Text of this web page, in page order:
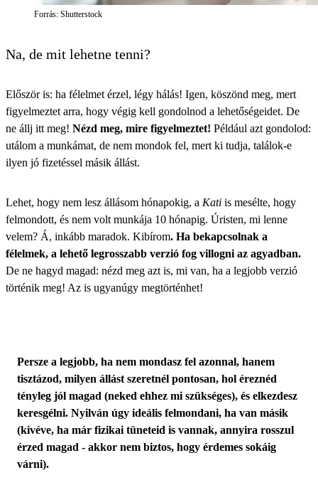
Forrás: Shutterstock
Na, de mit lehetne tenni?
Először is: ha félelmet érzel, légy hálás! Igen, köszönd meg, mert
figyelmeztet arra, hogy végig kell gondolnod a lehetőségeidet. De
ne állj itt meg! Nézd meg, mire figyelmeztet! Például azt gondolod:
utálom a munkámat, de nem mondok fel, mert ki tudja, találok-e
ilyen jó fizetéssel másik állást.
Lehet, hogy nem lesz állásom hónapokig, a Kati is mesélte, hogy
felmondott, és nem volt munkája 10 hónapig. Úristen, mi lenne
velem? Á, inkább maradok. Kibírom. Ha bekapcsolnak a
félelmek, a lehető legrosszabb verzió fog villogni az agyadban.
De ne hagyd magad: nézd meg azt is, mi van, ha a legjobb verzió
történik meg! Az is ugyanúgy megtörténhet!
Persze a legjobb, ha nem mondasz fel azonnal, hanem
tisztázod, milyen állást szeretnél pontosan, hol éreznéd
tényleg jól magad (neked ehhez mi szükséges), és elkezdesz
keresgélni. Nyilván úgy ideális felmondani, ha van másik
(kivéve, ha már fizikai tüneteid is vannak, annyira rosszul
érzed magad - akkor nem biztos, hogy érdemes sokáig
várni).